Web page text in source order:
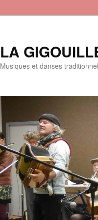
LA
Musiques et danses